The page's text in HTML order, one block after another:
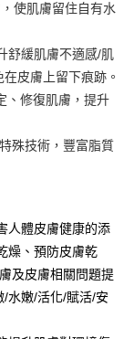
銀行
用無須另外申請。
跳轉到大哥付的交易
日，確認付款後即完
頁面所載為準。
分期系統評分，恕無
結算日後寄送繳費提
直營門市／銀行轉
。
使肌膚留住自有水
舒緩肌膚不適感/肌
皮膚上留下痕跡。
、修復肌膚，提升
殊技術，豐富脂質
人體皮膚健康的添
燥、預防皮膚乾
及皮膚相關問題提
水嫩/活化/賦活/安